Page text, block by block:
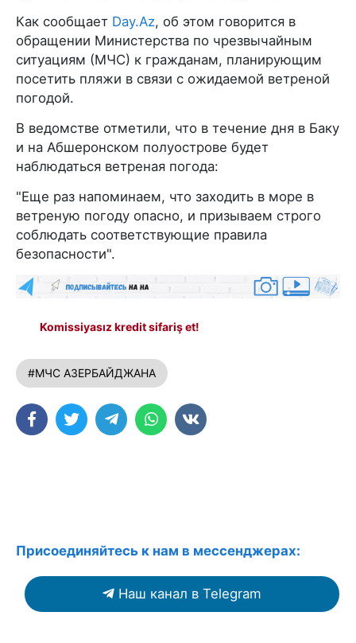
Как сообщает Day.Az, об этом говорится в
обращении Министерства по чрезвычайным
ситуациям (МЧС) к гражданам, планирующим
посетить пляжи в связи с ожидаемой ветреной
погодой.
В ведомстве отметили, что в течение дня в Баку
и на Абшеронском полуострове будет
наблюдаться ветреная погода:
"Еще раз напоминаем, что заходить в море в
ветреную погоду опасно, и призываем строго
соблюдать соответствующие правила
безопасности".
Komissiyasız kredit sifariş et!
#МЧС АЗЕРБАЙДЖАНА
Присоединяйтесь к нам в мессенджерах:
Наш канал в Telegram